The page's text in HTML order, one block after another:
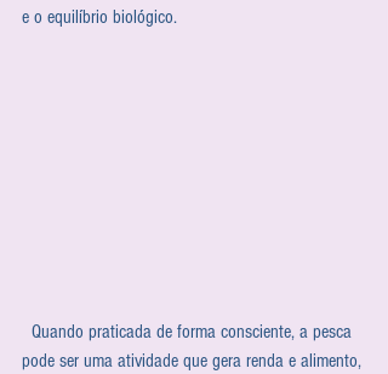
e o equilíbrio biológico.
Quando praticada de forma consciente, a pesca
pode ser uma atividade que gera renda e alimento,